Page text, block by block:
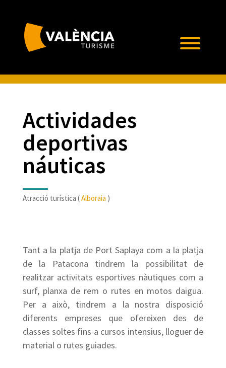
Actividades
deportivas
náuticas
Atracció turística (Alboraia )
Tant a la platja de Port Saplaya com a la platja
de la Patacona tindrem la possibilitat de
realitzar activitats esportives nàutiques com a
surf, planxa de rem o rutes en motos daigua.
Per a això, tindrem a la nostra disposició
diferents empreses que ofereixen des de
classes soltes fins a cursos intensius, lloguer de
material o rutes guiades.